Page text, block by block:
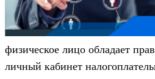
физическое лицо обладает
личный кабинет